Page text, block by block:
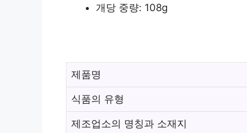
개당 중량: 108g
제품명
식품의 유형
제조업소의 명칭과 소재지